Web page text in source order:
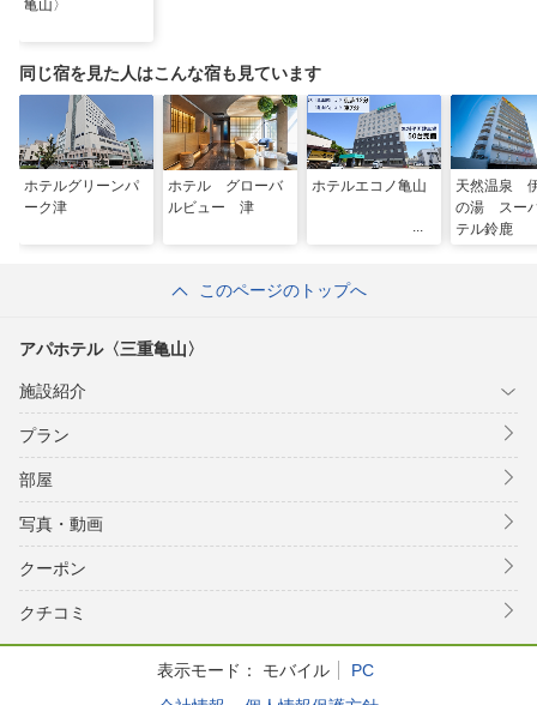
亀山〉
同じ宿を見た人はこんな宿も見ています
ホテルグリーンパ
ーク津
ホテル グローバ
ルビュー 津
ホテルエコノ亀山
天然温泉
の湯 スー
テル鈴鹿
このページのトップへ
アパホテル〈三重亀山〉
施設紹介
プラン
部屋
写真・動画
クーポン
クチコミ
表示モード： モバイル
PC